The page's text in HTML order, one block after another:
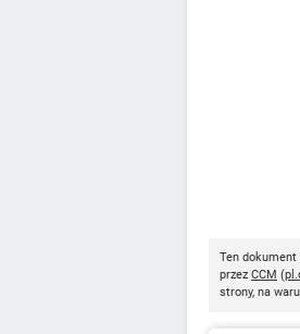
Ten dokument
przez CCM (
strony, na